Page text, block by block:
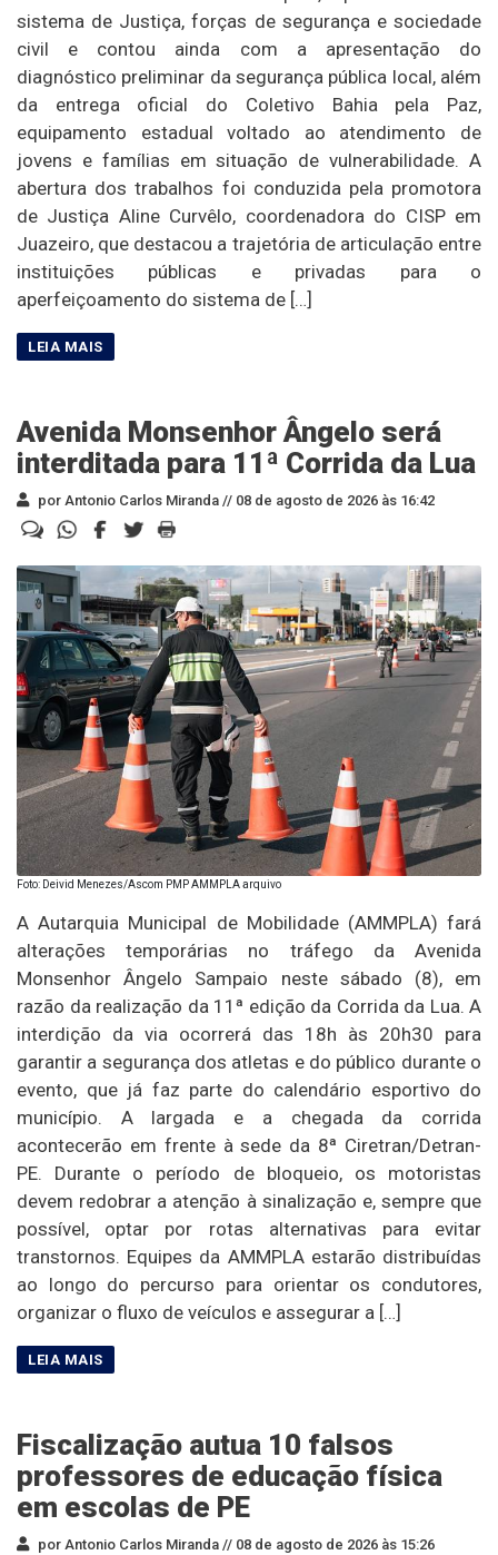
sistema de Justiça, forças de segurança e sociedade
civil e contou ainda com a apresentação do
diagnóstico preliminar da segurança pública local, além
da entrega oficial do Coletivo Bahia pela Paz,
equipamento estadual voltado ao atendimento de
jovens e famílias em situação de vulnerabilidade. A
abertura dos trabalhos foi conduzida pela promotora
de Justiça Aline Curvêlo, coordenadora do CISP em
Juazeiro, que destacou a trajetória de articulação entre
instituições públicas e privadas para o
aperfeiçoamento do sistema de […]
Avenida Monsenhor Ângelo será
interditada para 11ª Corrida da Lua
por Antonio Carlos Miranda // 08 de agosto de 2026 às 16:42
Foto: Deivid Menezes/Ascom PMP AMMPLA arquivo
A Autarquia Municipal de Mobilidade (AMMPLA) fará
alterações temporárias no tráfego da Avenida
Monsenhor Ângelo Sampaio neste sábado (8), em
razão da realização da 11ª edição da Corrida da Lua. A
interdição da via ocorrerá das 18h às 20h30 para
garantir a segurança dos atletas e do público durante o
evento, que já faz parte do calendário esportivo do
município. A largada e a chegada da corrida
acontecerão em frente à sede da 8ª Ciretran/Detran-
PE. Durante o período de bloqueio, os motoristas
devem redobrar a atenção à sinalização e, sempre que
possível, optar por rotas alternativas para evitar
transtornos. Equipes da AMMPLA estarão distribuídas
ao longo do percurso para orientar os condutores,
organizar o fluxo de veículos e assegurar a […]
Fiscalização autua 10 falsos
professores de educação física
em escolas de PE
por Antonio Carlos Miranda // 08 de agosto de 2026 às 15:26